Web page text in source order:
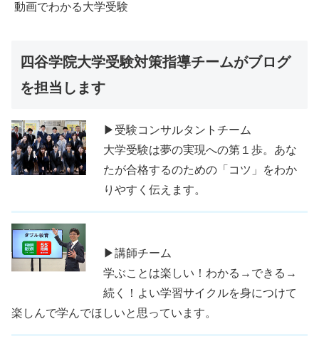
動画でわかる大学受験
四谷学院大学受験対策指導チームがブログ
を担当します
▶受験コンサルタントチーム
大学受験は夢の実現への第１歩。あな
たが合格するのための「コツ」をわか
りやすく伝えます。
▶講師チーム
学ぶことは楽しい！わかる→できる→
続く！よい学習サイクルを身につけて
楽しんで学んでほしいと思っています。